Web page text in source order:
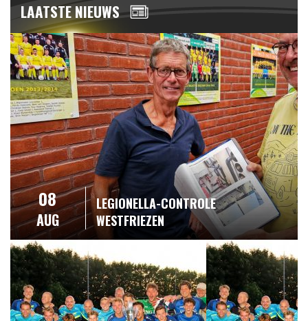
LAATSTE NIEUWS
08
AUG
LEGIONELLA-CONTROLE
WESTFRIEZEN